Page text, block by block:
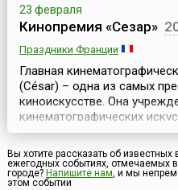
23 февраля
Кинопремия «Сезар»
Праздники Франции
Главная
(César) – одна из самых
киноискусстве. Она
кинематографических
европейским аналогом
предложил в 1974 году
Французской
ее в честь своего друга –
Вы хотите рассказать об
ежегодных событиях, отмечаемых в
городе? Напишите нам, и мы
этом событии